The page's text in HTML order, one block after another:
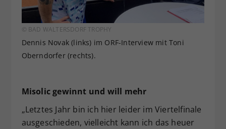
© BAD WALTERSDORF TROPHY
Dennis Novak (links) im ORF-Interview mit Toni
Oberndorfer (rechts).
Misolic gewinnt und will mehr
„Letztes Jahr bin ich hier leider im Viertelfinale
ausgeschieden, vielleicht kann ich das heuer